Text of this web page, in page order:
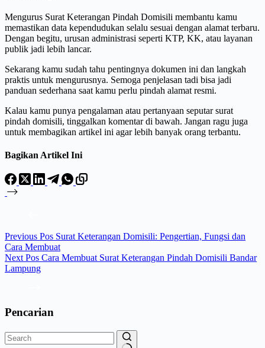
Mengurus Surat Keterangan Pindah Domisili membantu kamu
memastikan data kependudukan selalu sesuai dengan alamat terbaru.
Dengan begitu, urusan administrasi seperti KTP, KK, atau layanan
publik jadi lebih lancar.
Sekarang kamu sudah tahu pentingnya dokumen ini dan langkah
praktis untuk mengurusnya. Semoga penjelasan tadi bisa jadi
panduan sederhana saat kamu perlu pindah alamat resmi.
Kalau kamu punya pengalaman atau pertanyaan seputar surat
pindah domisili, tinggalkan komentar di bawah. Jangan ragu juga
untuk membagikan artikel ini agar lebih banyak orang terbantu.
Bagikan Artikel Ini
Previous Pos Surat Keterangan Domisili: Pengertian, Fungsi dan
Cara Membuat
Next Pos Cara Membuat Surat Keterangan Pindah Domisili Bandar
Lampung
Pencarian